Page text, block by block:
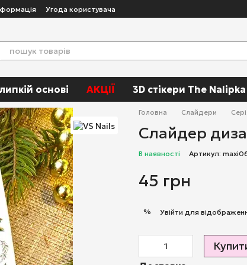
Угода користувача
основі АКЦІЇ 3D стікери The Nalipka
Головна Слайдери
Слайдер
В наявності Артикул:
45 грн
% Увійти для